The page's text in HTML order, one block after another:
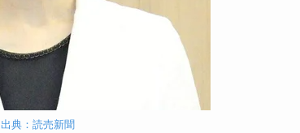
出典：読売新聞